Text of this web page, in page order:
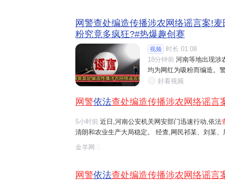
网警查处编造传播涉农网络谣言案!
粉究竟多疯狂?#热爆趣创赛

视频
时长 01:08
18分钟前 河南等地出现涉
均为网红为吸粉而编造。
好看视频
网警依法查处编造传播涉农网络谣言
5小时前 近日,河南公安机关网安部门迅速行动,依法
清朗和农业生产大局稳定。 经查,网民祁某、刘某
等多人发布涉安阳、商丘、周口、济源等地"毁粮
网络谣言信息,引发大范围
金羊网
网警依法查处编造传播涉农网络谣言